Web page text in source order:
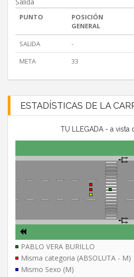
Salida
PUNTO
POSICIÓN
GENERAL
SALIDA
-
META
33
ESTADÍSTICAS DE LA
TU LLEGADA - a vista
PABLO VERA BURILLO
Misma categoria (ABSOLUTA - M)
Mismo Sexo (M)